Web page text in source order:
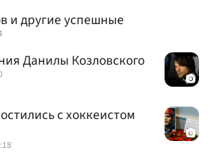
и другие успешные
Данилы Козловского
с хоккеистом